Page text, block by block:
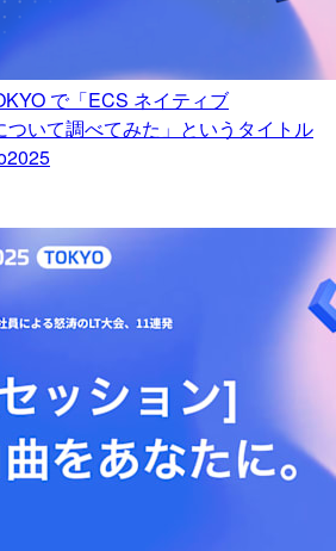
で「ECS ネイティブ
ついて調べてみた」というタイトル